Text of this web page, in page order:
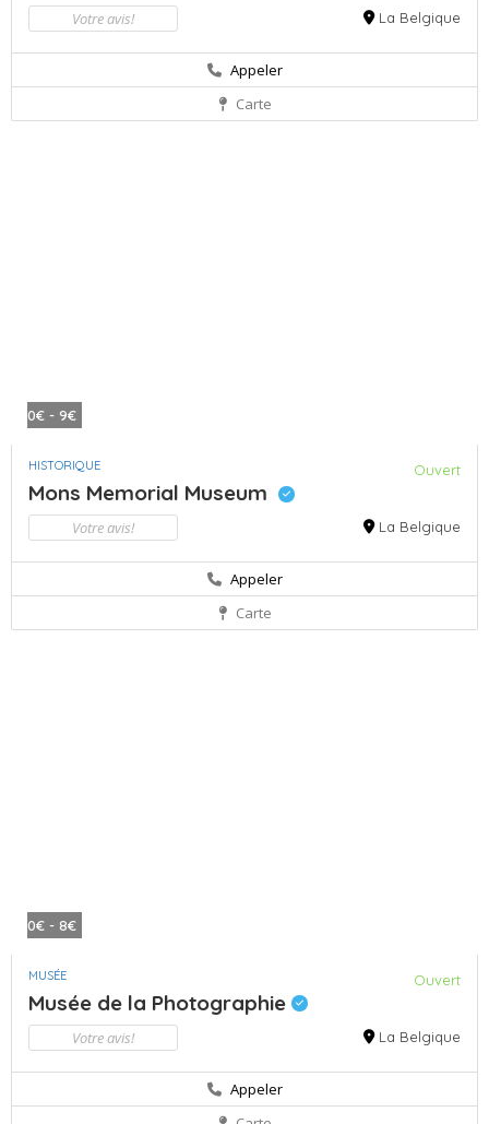
Votre avis! La Belgique
Appeler
Carte
0€ - 9€
HISTORIQUE Ouvert
Mons Memorial Museum
Votre avis! La Belgique
Appeler
Carte
0€ - 8€
MUSÉE Ouvert
Musée de la Photographie
Votre avis! La Belgique
Appeler